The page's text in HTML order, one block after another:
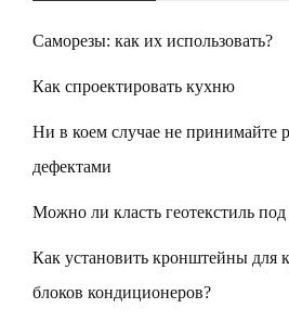
Саморезы: как их использовать?
Как спроектировать кухню
Ни в коем случае не принимайте
дефектами
Можно ли класть геотекстиль
Как установить кронштейны для
блоков кондиционеров?